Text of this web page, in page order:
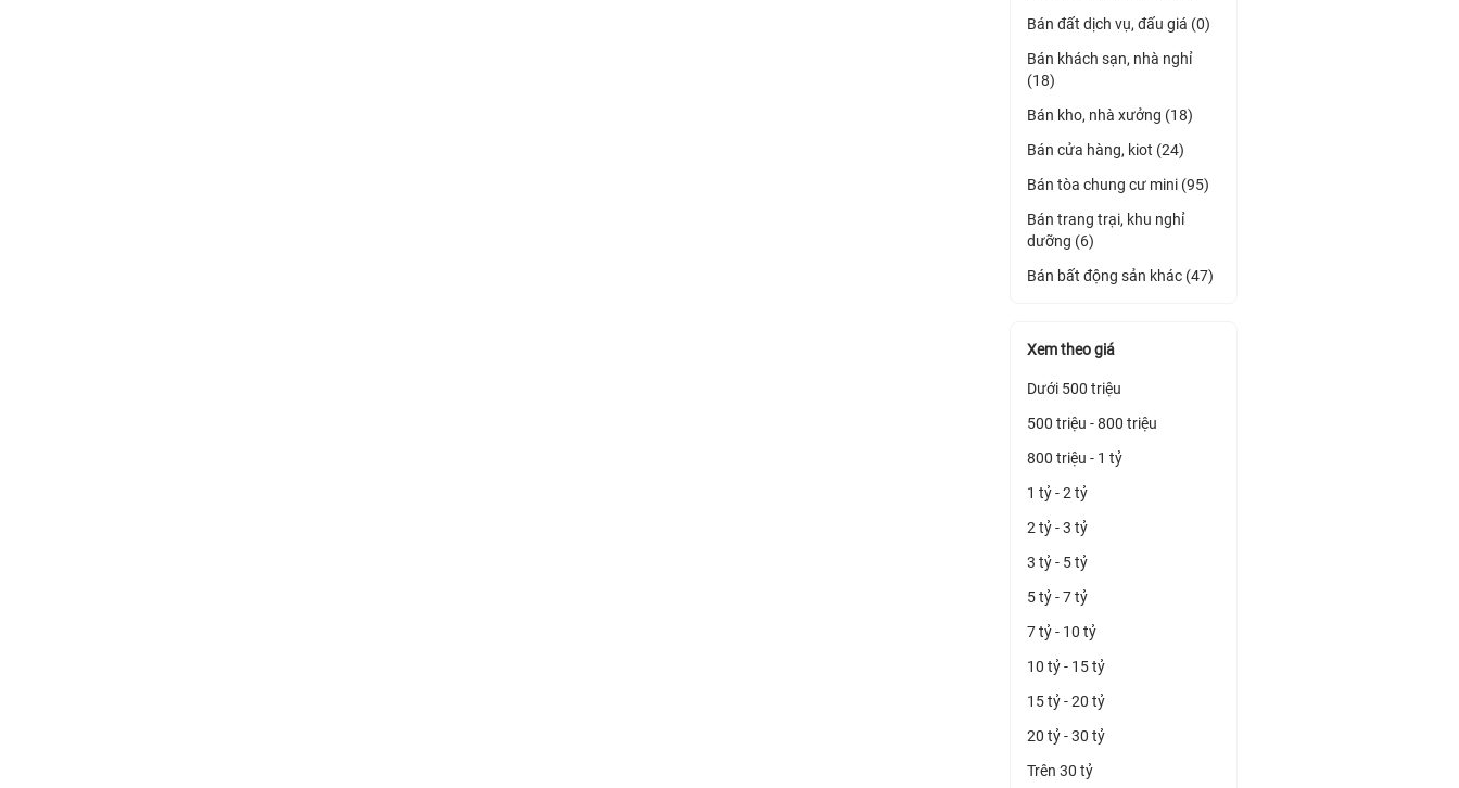
Bán đất dịch vụ, đấu giá (0)
Bán khách sạn, nhà nghỉ
(18)
Bán kho, nhà xưởng (18)
Bán cửa hàng, kiot (24)
Bán tòa chung cư mini (95)
Bán trang trại, khu nghỉ
dưỡng (6)
Bán bất động sản khác (47)
Xem theo giá
Dưới 500 triệu
500 triệu - 800 triệu
800 triệu - 1 tỷ
1 tỷ - 2 tỷ
2 tỷ - 3 tỷ
3 tỷ - 5 tỷ
5 tỷ - 7 tỷ
7 tỷ - 10 tỷ
10 tỷ - 15 tỷ
15 tỷ - 20 tỷ
20 tỷ - 30 tỷ
Trên 30 tỷ